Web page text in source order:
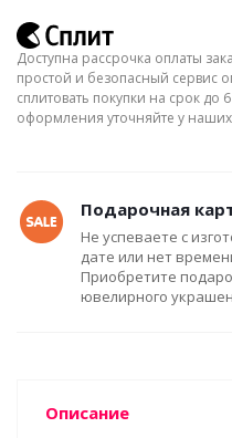
Доступна рассрочка оплаты
простой и безопасный сервис
сплитовать покупки на срок до
оформления уточняйте у
Подарочная
Не успеваете с
дате или нет
Приобретите
ювелирного
Описание